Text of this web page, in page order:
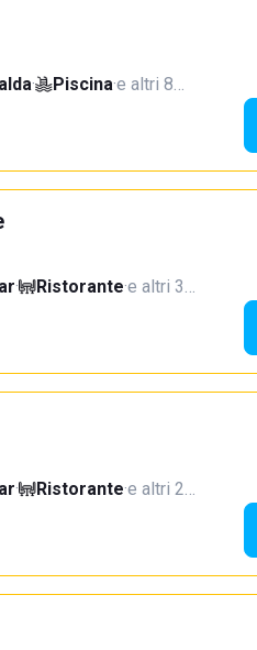
· Piscina·e altri 8…
· Ristorante·e altri 3…
· Ristorante·e altri 2…